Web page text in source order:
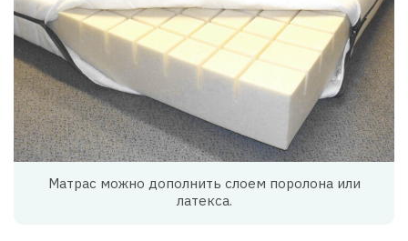
Матрас можно дополнить слоем поролона или
латекса.